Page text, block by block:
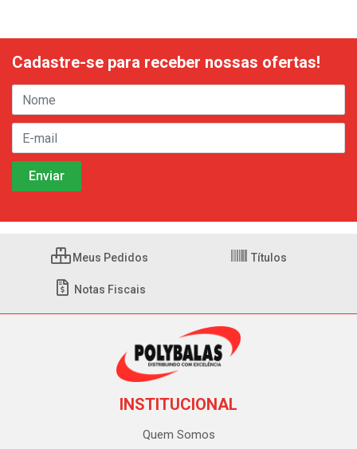
Cadastre-se para receber nossas ofertas!
Meus Pedidos Títulos
Notas Fiscais
INSTITUCIONAL
Quem Somos